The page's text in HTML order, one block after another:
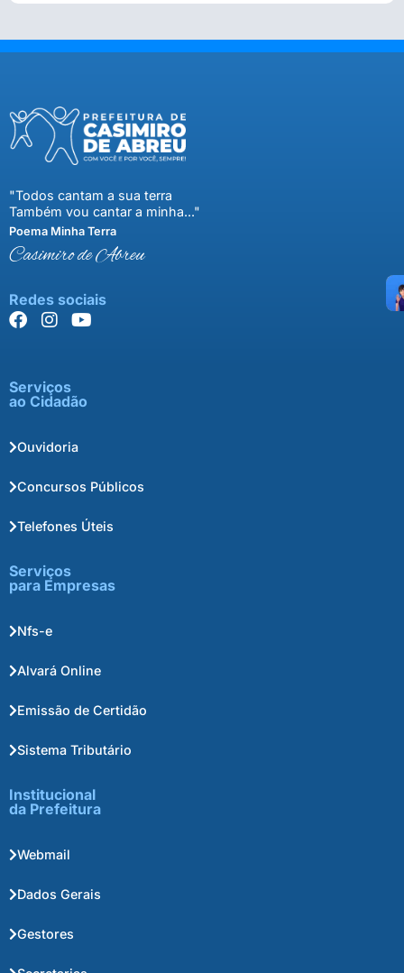
"Todos cantam a sua terra
Também vou cantar a minha..."
Poema Minha Terra
Casimiro de Abreu
Redes sociais
Serviços
ao Cidadão
Ouvidoria
Concursos Públicos
Telefones Úteis
Serviços
para Empresas
Nfs-e
Alvará Online
Emissão de Certidão
Sistema Tributário
Institucional
da Prefeitura
Webmail
Dados Gerais
Gestores